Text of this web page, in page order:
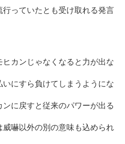
っていたとも受け取れる発言
カンじゃなくなると力が出な
いにすら負けてしまうようにな
に戻すと従来のパワーが出る
嚇以外の別の意味も込められ